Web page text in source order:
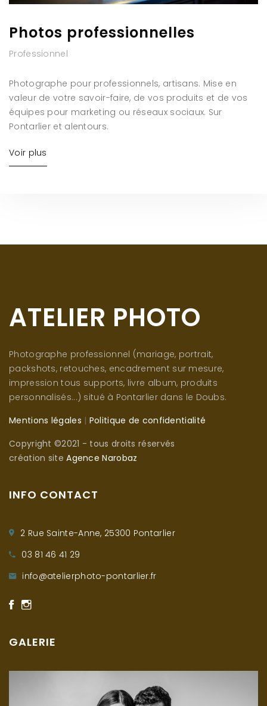
Photos professionnelles
Professionnel
Photographe pour professionnels, artisans. Mise en
valeur de votre savoir-faire, de vos produits et de vos
équipes pour marketing ou réseaux sociaux. Sur
Pontarlier et alentours.
Voir plus
ATELIER PHOTO
Photographe professionnel (mariage, portrait,
packshots, retouches, encadrement sur mesure,
impression tous supports, livre album, produits
personnalisés...) situé à Pontarlier dans le Doubs.
Mentions légales | Politique de confidentialité
Copyright ©2021 - tous droits réservés
création siteAgence Narobaz
INFO CONTACT
2 Rue Sainte-Anne, 25300 Pontarlier
03 81 46 41 29
info@atelierphoto-pontarlier.fr
GALERIE